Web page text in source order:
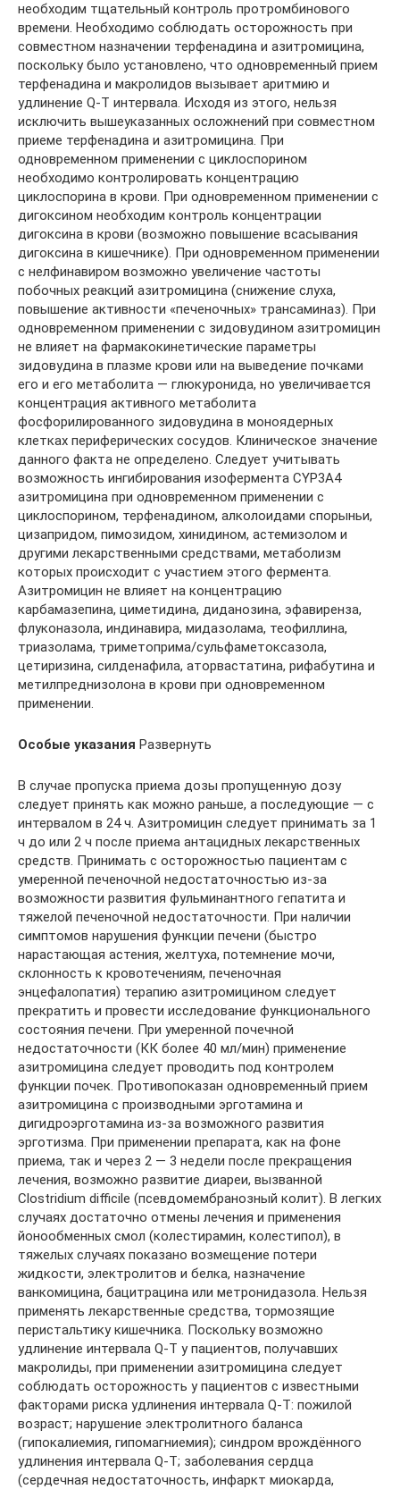
необходим тщательный контроль протромбинового
времени. Необходимо соблюдать осторожность при
совместном назначении терфенадина и азитромицина,
поскольку было установлено, что одновременный прием
терфенадина и макролидов вызывает аритмию и
удлинение Q-T интервала. Исходя из этого, нельзя
исключить вышеуказанных осложнений при совместном
приеме терфенадина и азитромицина. При
одновременном применении с циклоспорином
необходимо контролировать концентрацию
циклоспорина в крови. При одновременном применении с
дигоксином необходим контроль концентрации
дигоксина в крови (возможно повышение всасывания
дигоксина в кишечнике). При одновременном применении
с нелфинавиром возможно увеличение частоты
побочных реакций азитромицина (снижение слуха,
повышение активности «печеночных» трансаминаз). При
одновременном применении с зидовудином азитромицин
не влияет на фармакокинетические параметры
зидовудина в плазме крови или на выведение почками
его и его метаболита — глюкуронида, но увеличивается
концентрация активного метаболита
фосфорилированного зидовудина в моноядерных
клетках периферических сосудов. Клиническое значение
данного факта не определено. Следует учитывать
возможность ингибирования изофермента CYP3A4
азитромицина при одновременном применении с
циклоспорином, терфенадином, алколоидами спорыньи,
цизапридом, пимозидом, хинидином, астемизолом и
другими лекарственными средствами, метаболизм
которых происходит с участием этого фермента.
Азитромицин не влияет на концентрацию
карбамазепина, циметидина, диданозина, эфавиренза,
флуконазола, индинавира, мидазолама, теофиллина,
триазолама, триметоприма/сульфаметоксазола,
цетиризина, силденафила, аторвастатина, рифабутина и
метилпреднизолона в крови при одновременном
применении.
Особые указания Развернуть
В случае пропуска приема дозы пропущенную дозу
следует принять как можно раньше, а последующие — с
интервалом в 24 ч. Азитромицин следует принимать за 1
ч до или 2 ч после приема антацидных лекарственных
средств. Принимать с осторожностью пациентам с
умеренной печеночной недостаточностью из-за
возможности развития фульминантного гепатита и
тяжелой печеночной недостаточности. При наличии
симптомов нарушения функции печени (быстро
нарастающая астения, желтуха, потемнение мочи,
склонность к кровотечениям, печеночная
энцефалопатия) терапию азитромицином следует
прекратить и провести исследование функционального
состояния печени. При умеренной почечной
недостаточности (КК более 40 мл/мин) применение
азитромицина следует проводить под контролем
функции почек. Противопоказан одновременный прием
азитромицина с производными эрготамина и
дигидроэрготамина из-за возможного развития
эрготизма. При применении препарата, как на фоне
приема, так и через 2 — 3 недели после прекращения
лечения, возможно развитие диареи, вызванной
Clostridium difficile (псевдомембранозный колит). В легких
случаях достаточно отмены лечения и применения
йонообменных смол (колестирамин, колестипол), в
тяжелых случаях показано возмещение потери
жидкости, электролитов и белка, назначение
ванкомицина, бацитрацина или метронидазола. Нельзя
применять лекарственные средства, тормозящие
перистальтику кишечника. Поскольку возможно
удлинение интервала Q-T у пациентов, получавших
макролиды, при применении азитромицина следует
соблюдать осторожность у пациентов с известными
факторами риска удлинения интервала Q-T: пожилой
возраст; нарушение электролитного баланса
(гипокалиемия, гипомагниемия); синдром врождённого
удлинения интервала Q-T; заболевания сердца
(сердечная недостаточность, инфаркт миокарда,